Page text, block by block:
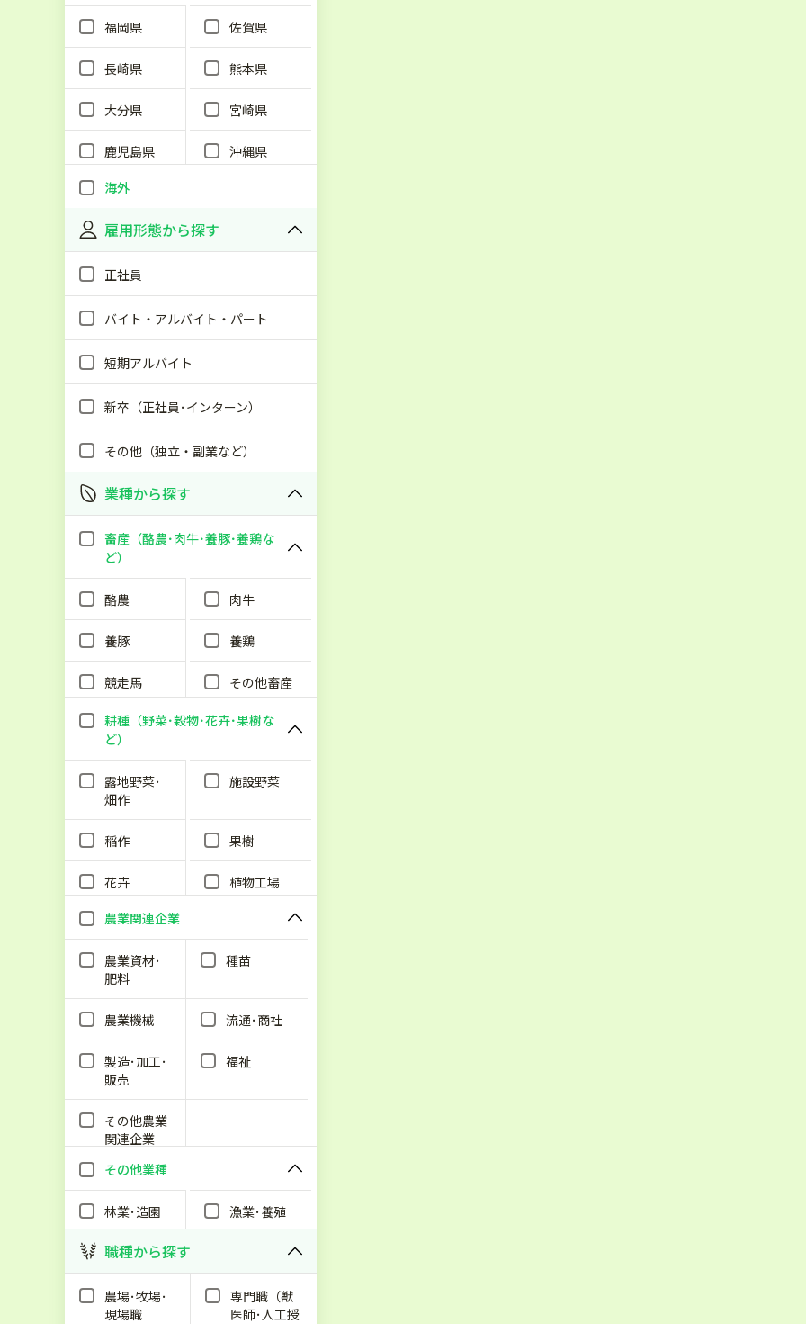
福岡県 佐賀県
長崎県 熊本県
大分県 宮崎県
鹿児島県
沖縄県
海外
雇用形態から探す
正社員
バイト・アルバイト・パート
短期アルバイト
新卒（正社員･インターン）
その他（独立・副業など）
業種から探す
畜産（酪農･肉牛･養豚･養鶏な
ど）
酪農 肉牛
養豚 養鶏
競走馬 その他畜産
耕種（野菜･穀物･花卉･果樹な
ど）
露地野菜･
畑作
施設野菜
稲作 果樹
花卉
植物工場
農業関連企業
農業資材･
肥料
種苗
農業機械 流通･商社
製造･加工･
販売
福祉
その他農業
関連企業
その他業種
林業･造園 漁業･養殖
職種から探す
農場･牧場･
現場職
専門職（獣
医師･人工授